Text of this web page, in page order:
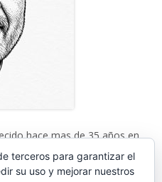
hace mas de 35 años en
proyectos
las nuevas tecnologías, es
terceros para garantizar el
su uso y mejorar nuestros